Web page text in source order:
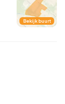
Bekijk buurt